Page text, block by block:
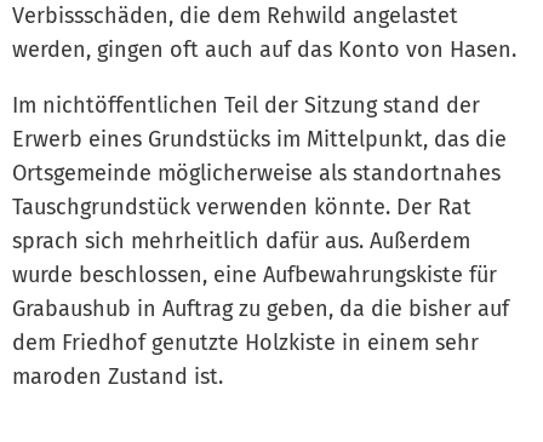
Verbissschäden, die dem Rehwild angelastet
werden, gingen oft auch auf das Konto von Hasen.
Im nichtöffentlichen Teil der Sitzung stand der
Erwerb eines Grundstücks im Mittelpunkt, das die
Ortsgemeinde möglicherweise als standortnahes
Tauschgrundstück verwenden könnte. Der Rat
sprach sich mehrheitlich dafür aus. Außerdem
wurde beschlossen, eine Aufbewahrungskiste für
Grabaushub in Auftrag zu geben, da die bisher auf
dem Friedhof genutzte Holzkiste in einem sehr
maroden Zustand ist.